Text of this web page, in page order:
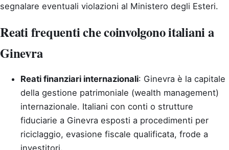
segnalare eventuali violazioni al Ministero degli Esteri.
Reati frequenti che coinvolgono italiani a
Ginevra
Reati finanziari internazionali: Ginevra è la capitale
della gestione patrimoniale (wealth management)
internazionale. Italiani con conti o strutture
fiduciarie a Ginevra esposti a procedimenti per
riciclaggio, evasione fiscale qualificata, frode a
investitori.